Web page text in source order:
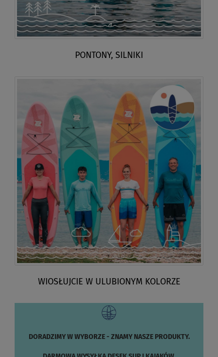
PONTONY, SILNIKI
WIOSŁUJCIE W ULUBIONYM KOLORZE
DORADZIMY W WYBORZE - ZNAMY NASZE PRODUKTY.